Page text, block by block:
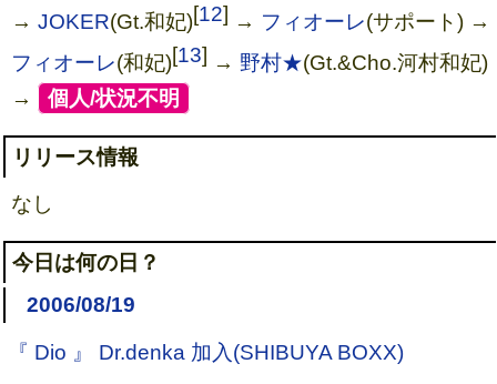
→JOKER(Gt.和妃)[12] → フィオーレ(サポート) →
フィオーレ(和妃)[13] → 野村★(Gt.&Cho.河村和妃)
→
[個人/状況不明
リリース情報
なし
今日は何の日？
2006/08/19
『 Dio 』 Dr.denka 加入(SHIBUYA BOXX)